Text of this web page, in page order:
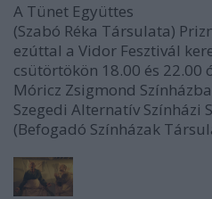
A Tünet Együttes
(Szabó Réka Társulata)
ezúttal a Vidor Fesztivál
csütörtökön 18.00 és 22.00
Móricz Zsigmond
Szegedi Alternatív Színházi
(Befogadó Színházak